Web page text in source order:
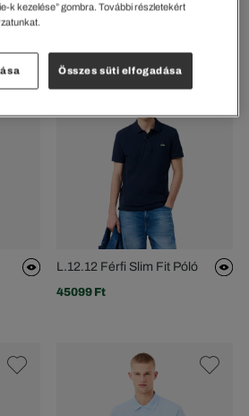
L.12.12 Férfi Classic Fit Póló
L.12.12 Férfi Slim Fit Póló
45099 Ft
k kezelése” gombra. További részletekért
Összes süti elfogadása